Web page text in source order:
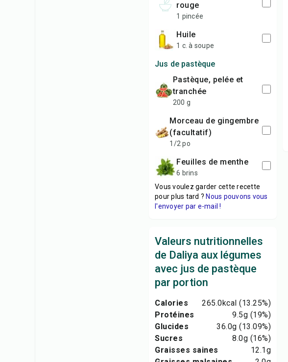
rouge
1 pincée
huile
1 c. à soupe
Jus de pastèque
pastèque, pelée et
tranchée
200 g
morceau de gingembre
(facultatif)
1/2 po
feuilles de menthe
6 brins
Vous voulez garder cette recette
pour plus tard ? Nous pouvons vous
l'envoyer par e-mail !
Valeurs nutritionnelles
de Daliya aux légumes
avec jus de pastèque
par portion
Calories 265.0kcal (13.25%)
Protéines
9.5g (19%)
Glucides
36.0g (13.09%)
Sucres
8.0g (16%)
Graisses saines
12.1g